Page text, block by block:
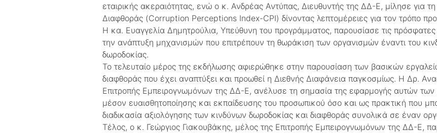
εταιρικής ακεραιότητας, ενώ ο κ. Ανδρέας Αντύπας, Διευθυντής της ΔΔ-Ε, μίλησε για
Διαφθοράς (Corruption Perceptions Index-CPI) δίνοντας λεπτομέρειες για τον τρόπο
Η κα. Ευαγγελία Δημητρούλια, Υπεύθυνη του προγράμματος, παρουσίασε τις πρόσφατες
την ανάπτυξη μηχανισμών που επιτρέπουν τη θωράκιση των οργανισμών έναντι του
δωροδοκίας.
Το τελευταίο μέρος της εκδήλωσης αφιερώθηκε στην παρουσίαση των βασικών
διαφθοράς που έχει αναπτύξει και προωθεί η Διεθνής Διαφάνεια παγκοσμίως. Η Δρ.
Επιτροπής Εμπειρογνωμόνων της ΔΔ-Ε, ανέλυσε τη σημασία της εφαρμογής αυτών των
μέσον ευαισθητοποίησης και εκπαίδευσης του προσωπικού όσο και ως πρακτική που
διαδικασία αξιολόγησης των κινδύνων δωροδοκίας και διαφθοράς συνολικά σε έναν
Τέλος, ο κ. Γεώργιος Γιακουβάκης, μέλος της Επιτροπής Εμπειρογνωμόνων της ΔΔ-Ε,